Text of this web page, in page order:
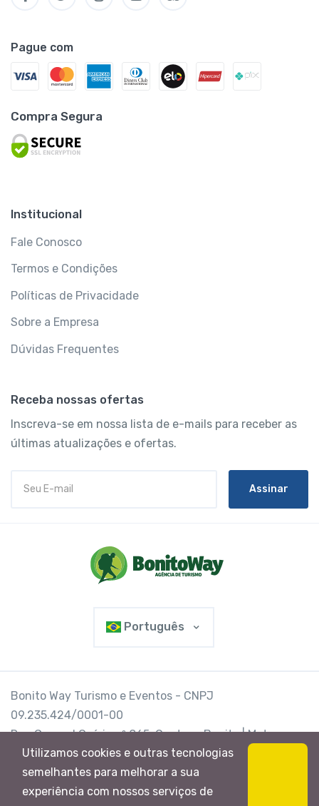
Pague com
Compra Segura
Institucional
Fale Conosco
Termos e Condições
Políticas de Privacidade
Sobre a Empresa
Dúvidas Frequentes
Receba nossas ofertas
Inscreva-se em nossa lista de e-mails para receber as
últimas atualizações e ofertas.
Assinar
Português
Bonito Way Turismo e Eventos - CNPJ
09.235.424/0001-00
Rua General Osório nº 865, Centro - Bonito | Mato
Grosso do Sul | Brasil | CEP 79290-000
@Bonito Way
Utilizamos cookies e outras tecnologias
semelhantes para melhorar a sua
experiência com nossos serviços de